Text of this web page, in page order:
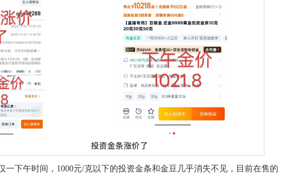
一下午时间，1000元/克以下的投资金条和金豆几乎消失不见，目前在售的